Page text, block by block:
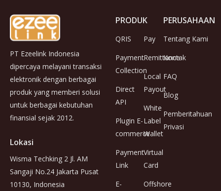
PT Ezeelink Indonesia
dipercaya melayani transaksi
elektronik dengan berbagai
produk yang memberi solusi
untuk berbagai kebutuhan
finansial sejak 2012.
Lokasi
Wisma Techking 2 Jl. AM
Sangaji No.24 Jakarta Pusat
10130, Indonesia
PRODUK
QRIS
Payment
Collection
Direct
API
Plugin E-
commerce
Payment
Link
E-
Pay
Remittance
Local
Payout
White
Label
Wallet
Virtual
Card
Offshore
PERUSAHAAN
Tentang Kami
Kontak
FAQ
Blog
Pemberitahuan
Privasi